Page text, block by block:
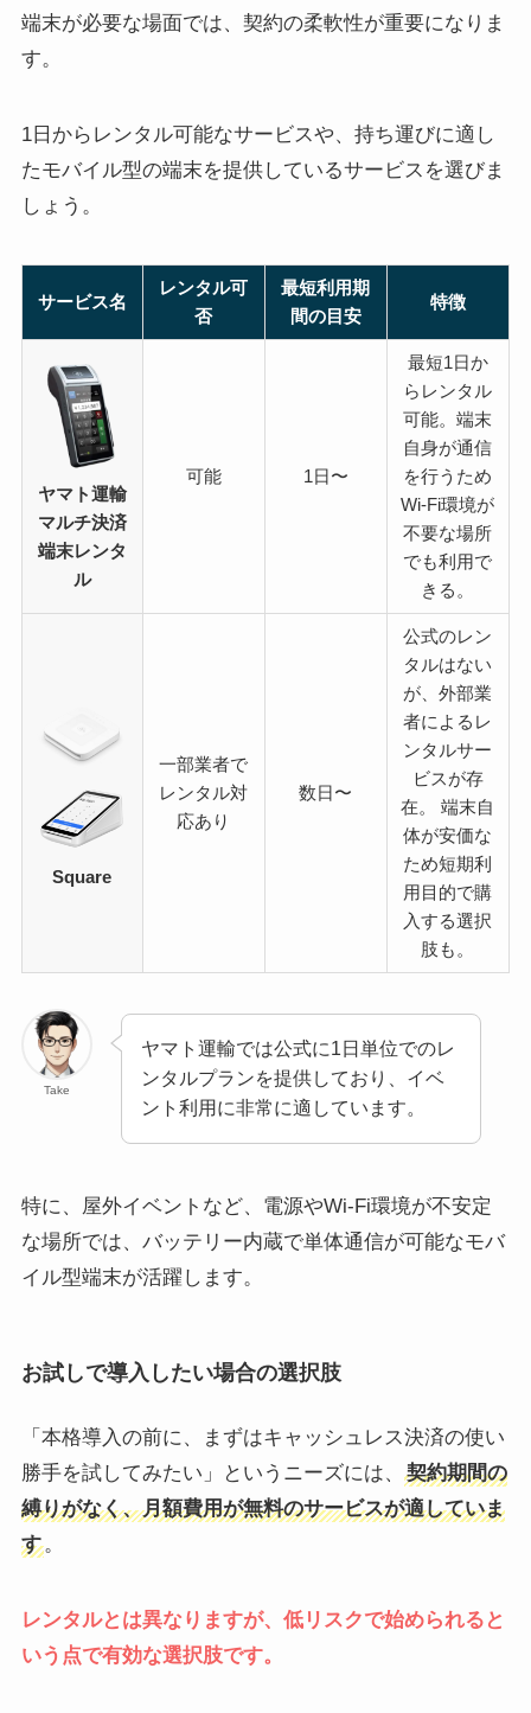
端末が必要な場面では、契約の柔軟性が重要になりま
す。
1日からレンタル可能なサービスや、持ち運びに適し
たモバイル型の端末を提供しているサービスを選びま
しょう。
サービス名
レンタル可
否
最短利用期
間の目安
特徴
ヤマト運輸
マルチ決済
端末レンタ
ル
可能 1日〜
最短1日か
らレンタル
可能。端末
自身が通信
を行うため
Wi-Fi環境が
不要な場所
でも利用で
きる。
Square
一部業者で
レンタル対
応あり
数日〜
公式のレン
タルはない
が、外部業
者によるレ
ンタルサー
ビスが存
在。 端末自
体が安価な
ため短期利
用目的で購
入する選択
肢も。
Take
ヤマト運輸では公式に1日単位でのレ
ンタルプランを提供しており、イベ
ント利用に非常に適しています。
特に、屋外イベントなど、電源やWi-Fi環境が不安定
な場所では、バッテリー内蔵で単体通信が可能なモバ
イル型端末が活躍します。
お試しで導入したい場合の選択肢
「本格導入の前に、まずはキャッシュレス決済の使い
勝手を試してみたい」というニーズには、
契約期間の
縛りがなく、月額費用が無料のサービスが適していま
す。
レンタルとは異なりますが、低リスクで始められると
いう点で有効な選択肢です。